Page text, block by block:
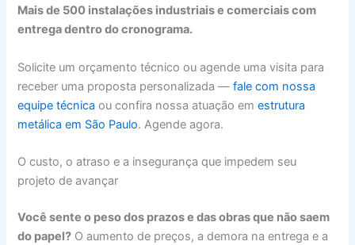
Mais de 500 instalações industriais e comerciais com
entrega dentro do cronograma.
Solicite um orçamento técnico ou agende uma visita para
receber uma proposta personalizada —fale com nossa
equipe técnica ou confira nossa atuação emestrutura
metálica em São Paulo. Agende agora.
O custo, o atraso e a insegurança que impedem seu
projeto de avançar
Você sente o peso dos prazos e das obras que não saem
do papel? O aumento de preços, a demora na entrega e a